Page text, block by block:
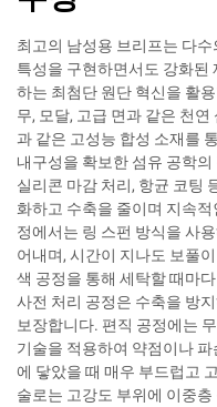
최고의 남성용 브리프는 다
특성을 구현하면서도 강화된
하는 최첨단 원단 혁신을 활
무, 모달, 고급 면과 같은 천
과 같은 고성능 합성 소재를
내구성을 확보한 섬유 공학
실리콘 마감 처리, 항균 코팅
화하고 수축을 줄이며 지속
정에서는 링 스펀 방식을 사
어내며, 시간이 지나도 보풀
색 공정을 통해 세탁할 때마
사전 처리 공정은 수축을 방
보장합니다. 편직 공정에는
기술을 적용하여 약점이나
에 닿았을 때 매우 부드럽고
술로는 고강도 부위에 이중